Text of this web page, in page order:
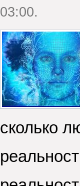
03:00.
сколько